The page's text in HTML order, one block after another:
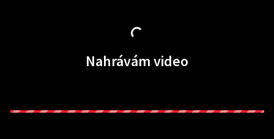
Nahrávám video